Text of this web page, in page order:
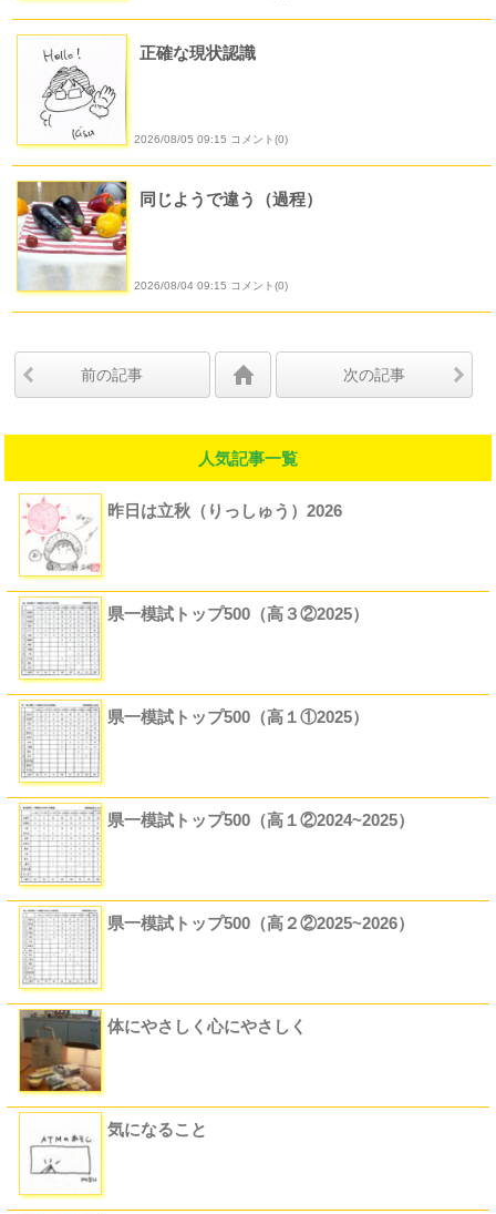
正確な現状認識
2026/08/05 09:15 コメント(0)
同じようで違う（過程）
2026/08/04 09:15 コメント(0)
前の記事 次の記事
人気記事一覧
昨日は立秋（りっしゅう）2026
県一模試トップ500（高３②2025）
県一模試トップ500（高１①2025）
県一模試トップ500（高１②2024~2025）
県一模試トップ500（高２②2025~2026）
体にやさしく心にやさしく
気になること